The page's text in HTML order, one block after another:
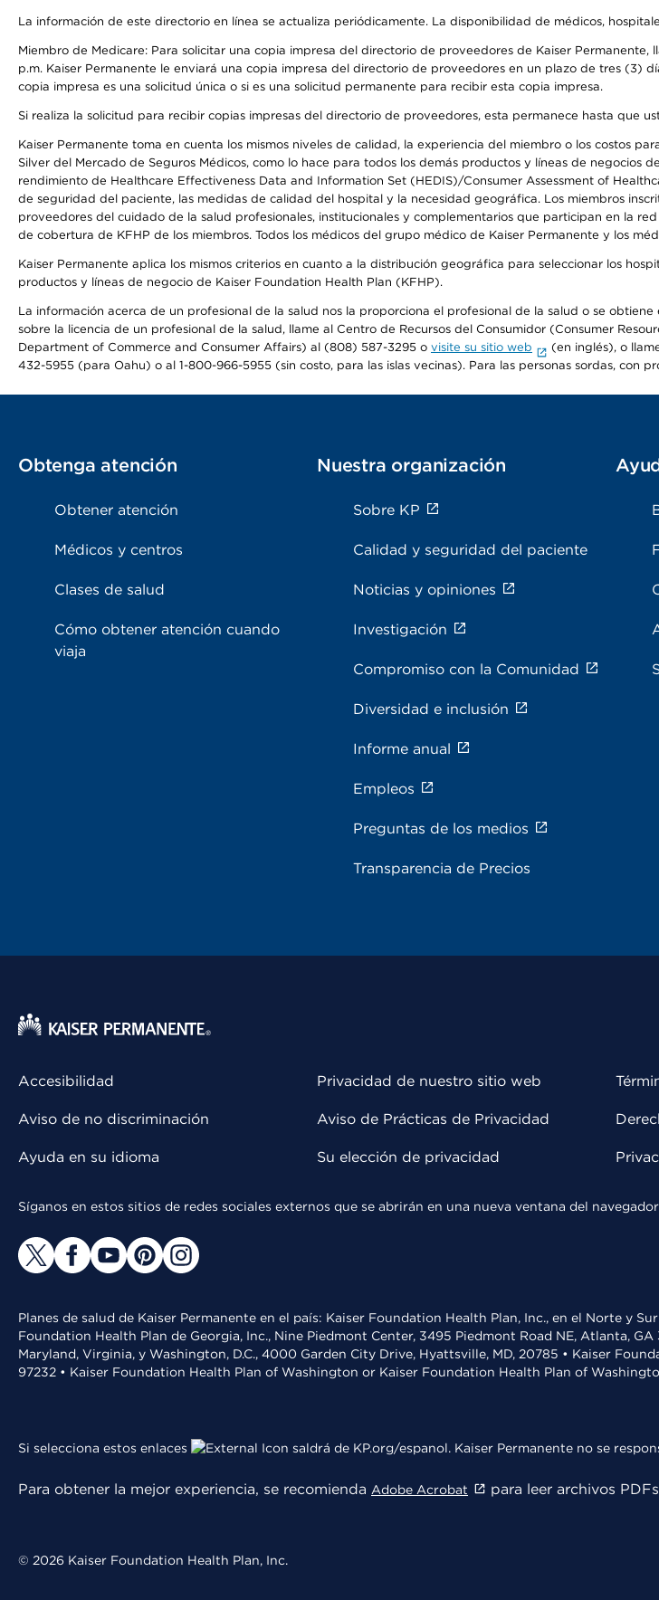
La información de este directorio en línea se actualiza periódicamente. La disponibilidad de médicos,
Miembro de Medicare: Para solicitar una copia impresa del directorio de proveedores de Kaiser Permanente,
p.m. Kaiser Permanente le enviará una copia impresa del directorio de proveedores en un plazo de tres (3)
copia impresa es una solicitud única o si es una solicitud permanente para recibir esta copia impresa.
Si realiza la solicitud para recibir copias impresas del directorio de proveedores, esta permanece hasta que
Kaiser Permanente toma en cuenta los mismos niveles de calidad, la experiencia del miembro o los costos
Silver del Mercado de Seguros Médicos, como lo hace para todos los demás productos y líneas de negocios
rendimiento de Healthcare Effectiveness Data and Information Set (HEDIS)/Consumer Assessment of
de seguridad del paciente, las medidas de calidad del hospital y la necesidad geográfica. Los miembros
proveedores del cuidado de la salud profesionales, institucionales y complementarios que participan en la
de cobertura de KFHP de los miembros. Todos los médicos del grupo médico de Kaiser Permanente y los
Kaiser Permanente aplica los mismos criterios en cuanto a la distribución geográfica para seleccionar los
productos y líneas de negocio de Kaiser Foundation Health Plan (KFHP).
La información acerca de un profesional de la salud nos la proporciona el profesional de la salud o se
sobre la licencia de un profesional de la salud, llame al Centro de Recursos del Consumidor (Consumer
Department of Commerce and Consumer Affairs) al (808) 587-3295 o visite su sitio web
(en inglés), o
432-5955 (para Oahu) o al 1-800-966-5955 (sin costo, para las islas vecinas). Para las personas sordas, con
Obtenga atención
Obtener atención
Médicos y centros
Clases de salud
Cómo obtener atención cuando
viaja
Nuestra organización
Sobre KP
Calidad y seguridad del paciente
Noticias y opiniones
Investigación
Compromiso con la Comunidad
Diversidad e inclusión
Informe anual
Empleos
Preguntas de los medios
Transparencia de Precios
Accesibilidad
Aviso de no discriminación
Ayuda en su idioma
Privacidad de nuestro sitio web
Aviso de Prácticas de Privacidad
Su elección de privacidad
Síganos en estos sitios de redes sociales externos que se abrirán en una nueva ventana del
Planes de salud de Kaiser Permanente en el país: Kaiser Foundation Health Plan, Inc., en el Norte y
Foundation Health Plan de Georgia, Inc., Nine Piedmont Center, 3495 Piedmont Road NE, Atlanta,
Maryland, Virginia, y Washington, D.C., 4000 Garden City Drive, Hyattsville, MD, 20785 • Kaiser
97232 • Kaiser Foundation Health Plan of Washington or Kaiser Foundation Health Plan of
Si selecciona estos enlaces saldrá de KP.org/espanol. Kaiser Permanente no se
Para obtener la mejor experiencia, se recomienda Adobe Acrobat para leer archivos
© 2026 Kaiser Foundation Health Plan, Inc.